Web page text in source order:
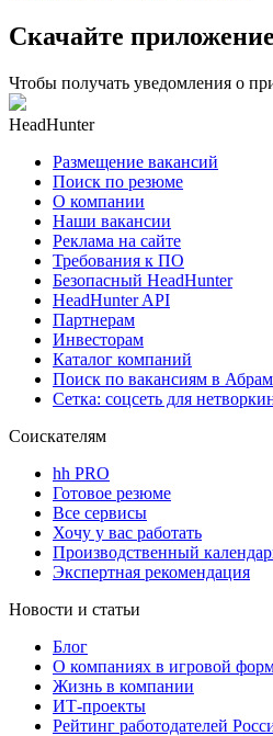
Скачайте приложение
Чтобы получать уведомления о
HeadHunter
Размещение вакансий
Поиск по резюме
О компании
Наши вакансии
Реклама на сайте
Требования к ПО
Безопасный HeadHunter
HeadHunter API
Партнерам
Инвесторам
Каталог компаний
Поиск по вакансиям в
Сетка: соцсеть для
Соискателям
hh PRO
Готовое резюме
Все сервисы
Хочу у вас работать
Производственный
Экспертная рекомендация
Новости и статьи
Блог
О компаниях в игровой
Жизнь в компании
ИТ-проекты
Рейтинг работодателей